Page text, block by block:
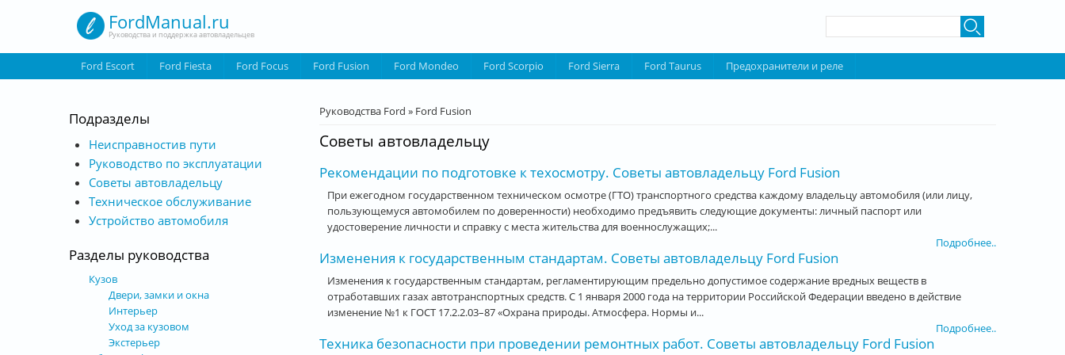
FordManual.ru
Руководства и поддержка автовладельцев
Ford Escort Ford Fiesta Ford Focus Ford Fusion Ford Mondeo Ford Scorpio Ford Sierra Ford Taurus Предохранители и реле
Вы здесь
Руководства Ford » Ford Fusion
Советы автовладельцу
Рекомендации по подготовке к техосмотру. Советы автовладельцу Ford Fusion
При ежегодном государственном техническом осмотре (ГТО) транспортного средства каждому владельцу автомобиля (или лицу,
пользующемуся автомобилем по доверенности) необходимо предъявить следующие документы: личный паспорт или
удостоверение личности и справку с места жительства для военнослужащих;...
Подробнее..
Изменения к государственным стандартам. Советы автовладельцу Ford Fusion
Изменения к государственным стандартам, регламентирующим предельно допустимое содержание вредных веществ в
отработавших газах автотранспортных средств. С 1 января 2000 года на территории Российской Федерации введено в действие
изменение №1 к ГОСТ 17.2.2.03–87 «Охрана природы. Атмосфера. Нормы и...
Подробнее..
Техника безопасности при проведении ремонтных работ. Советы автовладельцу Ford Fusion
Подразделы
Неисправностив пути
Руководство по эксплуатации
Советы автовладельцу
Техническое обслуживание
Устройство автомобиля
Разделы руководства
Кузов
Двери, замки и окна
Интерьер
Уход за кузовом
Экстерьер